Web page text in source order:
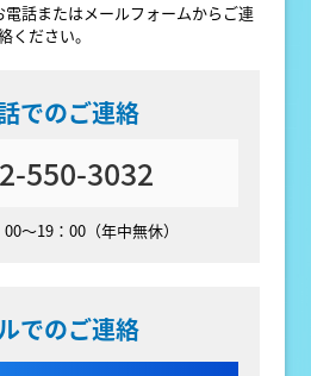
話またはメールフォームからご連
ください。
でのご連絡
550-3032
～19：00（年中無休）
でのご連絡